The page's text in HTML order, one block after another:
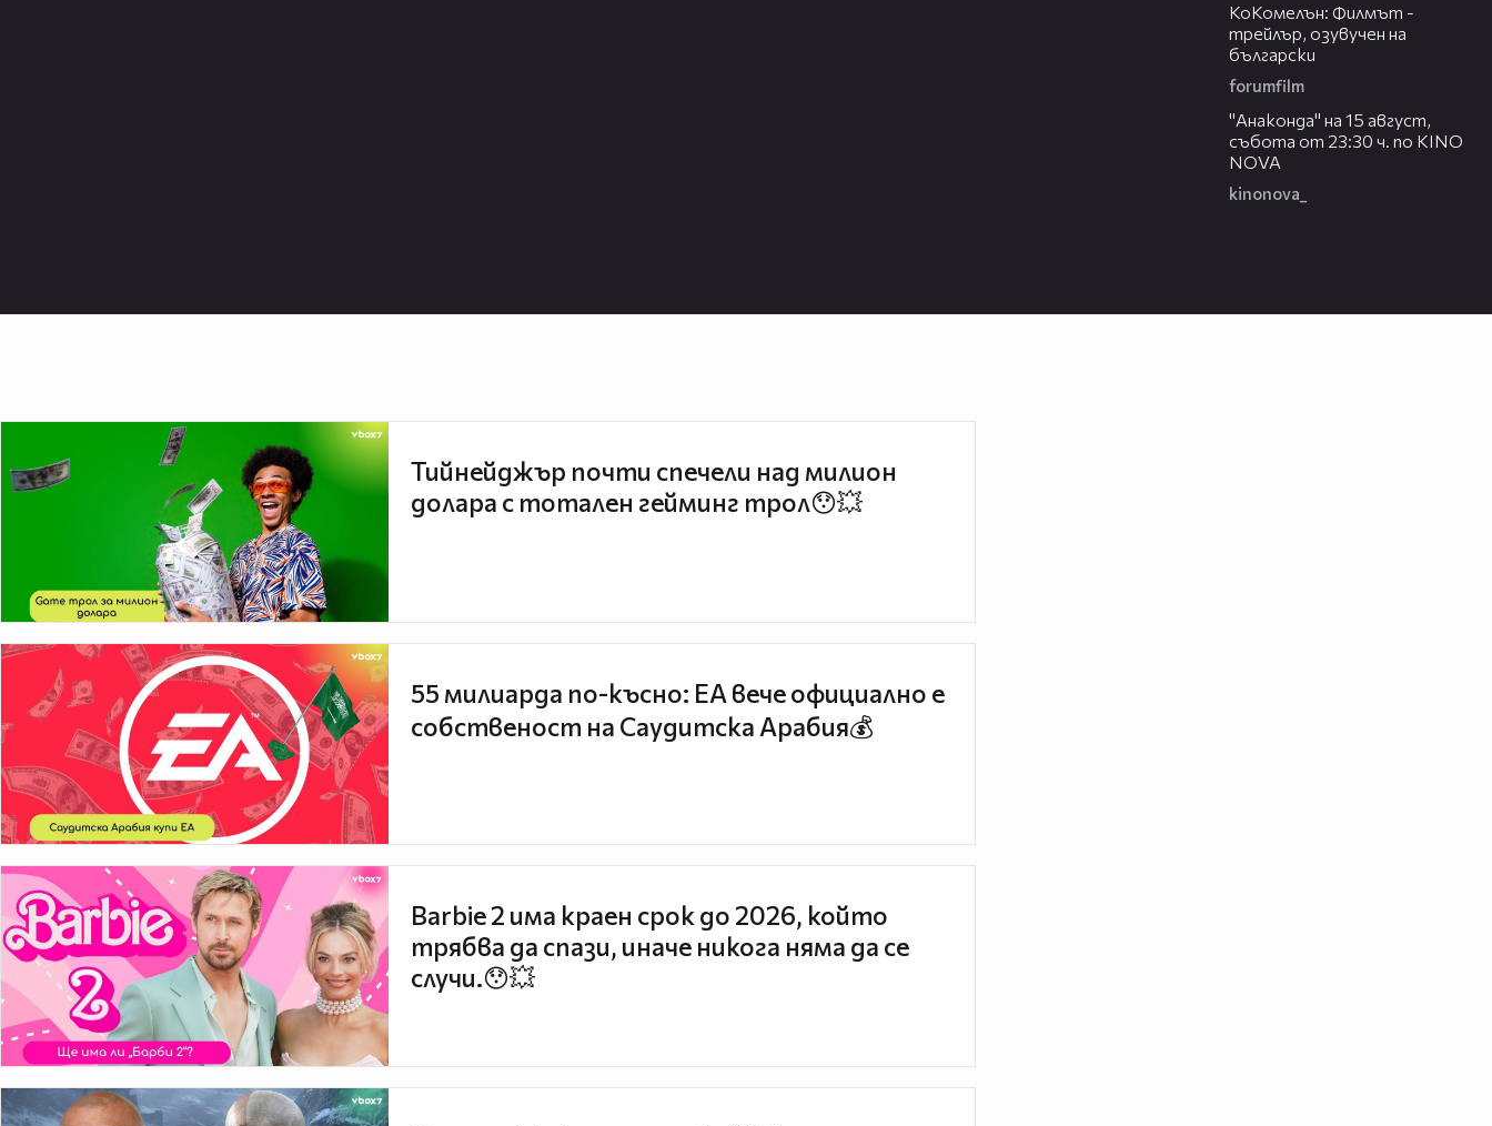
КоКомелън: Филмът -
трейлър, озувучен на
български
forumfilm
"Анаконда" на 15 август,
събота от 23:30 ч. по KINO
NOVA
kinonova_
Тийнейджър почти спечели над милион
долара с тотален гейминг трол😯💥
55 милиарда по-късно: EA вече официално е
собственост на Саудитска Арабия💰
Barbie 2 има краен срок до 2026, който
трябва да спази, иначе никога няма да се
случи.😯💥